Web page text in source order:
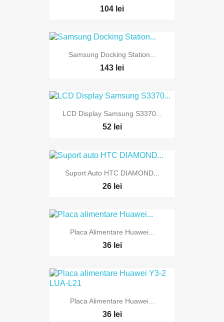
104 lei
Samsung Docking Station...
143 lei
LCD Display Samsung S3370...
52 lei
Suport Auto HTC DIAMOND...
26 lei
Placa Alimentare Huawei...
36 lei
Placa Alimentare Huawei...
36 lei